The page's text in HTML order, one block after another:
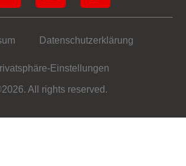
All rights reserved.
Datenschutzerklärung
Einstellungen